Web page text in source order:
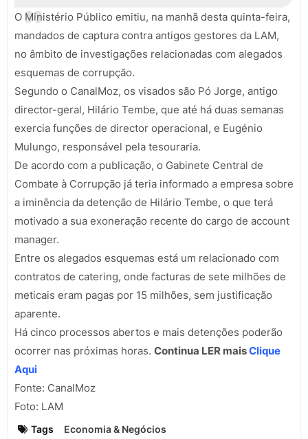
O Ministério Público emitiu, na manhã desta quinta-feira,
mandados de captura contra antigos gestores da LAM,
no âmbito de investigações relacionadas com alegados
esquemas de corrupção.
Segundo o CanalMoz, os visados são Pó Jorge, antigo
director-geral, Hilário Tembe, que até há duas semanas
exercia funções de director operacional, e Eugénio
Mulungo, responsável pela tesouraria.
De acordo com a publicação, o Gabinete Central de
Combate à Corrupção já teria informado a empresa sobre
a iminência da detenção de Hilário Tembe, o que terá
motivado a sua exoneração recente do cargo de account
manager.
Entre os alegados esquemas está um relacionado com
contratos de catering, onde facturas de sete milhões de
meticais eram pagas por 15 milhões, sem justificação
aparente.
Há cinco processos abertos e mais detenções poderão
ocorrer nas próximas horas. Continua LER maisClique
Aqui
Fonte: CanalMoz
Foto: LAM
Tags Economia & Negócios